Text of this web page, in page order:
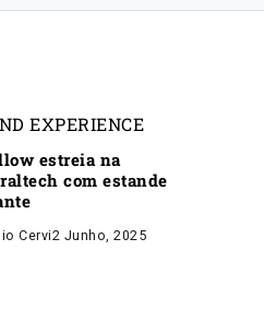
EXPERIENCE
estreia na
com estande
Cervi2 Junho, 2025